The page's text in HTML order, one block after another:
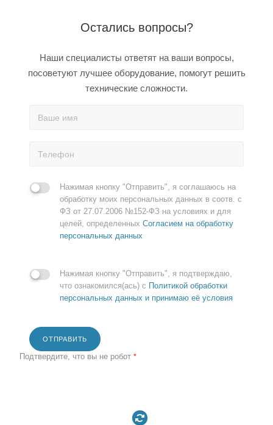
Остались вопросы?
Наши специалисты ответят на ваши вопросы,
посоветуют лучшее оборудование, помогут решить
технические сложности.
Нажимая кнопку "Отправить", я соглашаюсь на
обработку моих персональных данных в соотв. с
ФЗ от 27.07.2006 №152-ФЗ на условиях и для
целей, определенных Согласием на обработку
персональных данных
Нажимая кнопку "Отправить", я подтверждаю,
что ознакомился(ась) с Политикой обработки
персональных данных и принимаю её условия
ОТПРАВИТЬ
Подтвердите, что вы не робот *